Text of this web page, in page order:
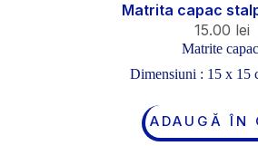
Matrita capac
15.00 lei
Matrite
Dimensiuni : 15 x
ADAUGĂ ÎN